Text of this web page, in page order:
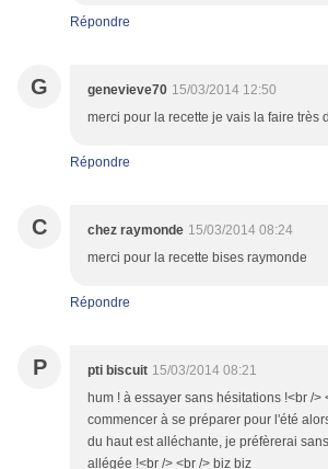
Répondre
G genevieve70 15/03/2014 12:50
merci pour la recette je vais la faire très
Répondre
C chez raymonde 15/03/2014 08:24
merci pour la recette bises raymonde
Répondre
P pti biscuit 15/03/2014 08:21
hum ! à essayer sans hésitations !<br />
commencer à se préparer pour l'été
du haut est alléchante, je préfèrerai
allégée !<br /> <br /> biz biz